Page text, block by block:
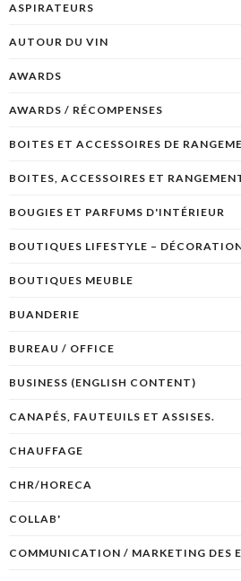
ASPIRATEURS
AUTOUR DU VIN
AWARDS
AWARDS / RÉCOMPENSES
BOITES ET ACCESSOIRES DE
BOITES, ACCESSOIRES ET
BOUGIES ET PARFUMS D'INTÉRIEUR
BOUTIQUES LIFESTYLE –
BOUTIQUES MEUBLE
BUANDERIE
BUREAU / OFFICE
BUSINESS (ENGLISH CONTENT)
CANAPÉS, FAUTEUILS ET ASSISES.
CHAUFFAGE
CHR/HORECA
COLLAB'
COMMUNICATION / MARKETING DES